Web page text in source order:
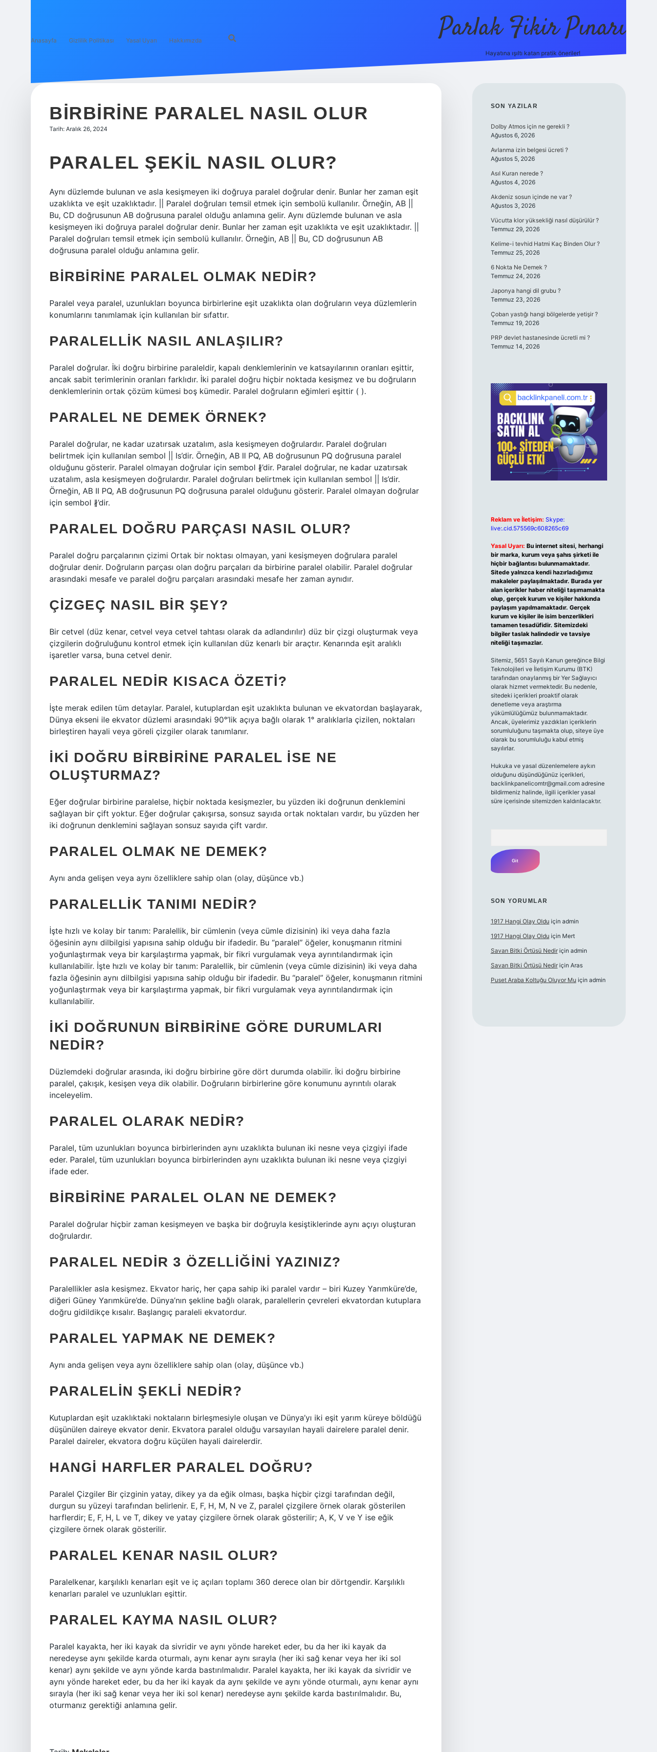
Anasayfa Gizlilik Politikası Yasal Uyarı Hakkımızda Parlak Fikir Pınarı
Hayatına ışıltı katan pratik öneriler!
BIRBIRINE PARALEL NASIL OLUR
Tarih: Aralık 26, 2024
PARALEL ŞEKIL NASIL OLUR?
Aynı düzlemde bulunan ve asla kesişmeyen iki doğruya paralel doğrular denir. Bunlar her zaman eşit
uzaklıkta ve eşit uzaklıktadır. || Paralel doğruları temsil etmek için sembolü kullanılır. Örneğin, AB ||
Bu, CD doğrusunun AB doğrusuna paralel olduğu anlamına gelir. Aynı düzlemde bulunan ve asla
kesişmeyen iki doğruya paralel doğrular denir. Bunlar her zaman eşit uzaklıkta ve eşit uzaklıktadır. ||
Paralel doğruları temsil etmek için sembolü kullanılır. Örneğin, AB || Bu, CD doğrusunun AB
doğrusuna paralel olduğu anlamına gelir.
BIRBIRINE PARALEL OLMAK NEDIR?
Paralel veya paralel, uzunlukları boyunca birbirlerine eşit uzaklıkta olan doğruların veya düzlemlerin
konumlarını tanımlamak için kullanılan bir sıfattır.
PARALELLIK NASIL ANLAŞILIR?
Paralel doğrular. İki doğru birbirine paraleldir, kapalı denklemlerinin ve katsayılarının oranları eşittir,
ancak sabit terimlerinin oranları farklıdır. İki paralel doğru hiçbir noktada kesişmez ve bu doğruların
denklemlerinin ortak çözüm kümesi boş kümedir. Paralel doğruların eğimleri eşittir ( ).
PARALEL NE DEMEK ÖRNEK?
Paralel doğrular, ne kadar uzatırsak uzatalım, asla kesişmeyen doğrulardır. Paralel doğruları
belirtmek için kullanılan sembol || Is’dir. Örneğin, AB II PQ, AB doğrusunun PQ doğrusuna paralel
olduğunu gösterir. Paralel olmayan doğrular için sembol ∦’dir. Paralel doğrular, ne kadar uzatırsak
uzatalım, asla kesişmeyen doğrulardır. Paralel doğruları belirtmek için kullanılan sembol || Is’dir.
Örneğin, AB II PQ, AB doğrusunun PQ doğrusuna paralel olduğunu gösterir. Paralel olmayan doğrular
için sembol ∦’dir.
PARALEL DOĞRU PARÇASI NASIL OLUR?
Paralel doğru parçalarının çizimi Ortak bir noktası olmayan, yani kesişmeyen doğrulara paralel
doğrular denir. Doğruların parçası olan doğru parçaları da birbirine paralel olabilir. Paralel doğrular
arasındaki mesafe ve paralel doğru parçaları arasındaki mesafe her zaman aynıdır.
ÇIZGEÇ NASIL BIR ŞEY?
Bir cetvel (düz kenar, cetvel veya cetvel tahtası olarak da adlandırılır) düz bir çizgi oluşturmak veya
çizgilerin doğruluğunu kontrol etmek için kullanılan düz kenarlı bir araçtır. Kenarında eşit aralıklı
işaretler varsa, buna cetvel denir.
PARALEL NEDIR KISACA ÖZETI?
İşte merak edilen tüm detaylar. Paralel, kutuplardan eşit uzaklıkta bulunan ve ekvatordan başlayarak,
Dünya ekseni ile ekvator düzlemi arasındaki 90°’lik açıya bağlı olarak 1° aralıklarla çizilen, noktaları
birleştiren hayali veya göreli çizgiler olarak tanımlanır.
İKI DOĞRU BIRBIRINE PARALEL ISE NE
OLUŞTURMAZ?
Eğer doğrular birbirine paralelse, hiçbir noktada kesişmezler, bu yüzden iki doğrunun denklemini
sağlayan bir çift yoktur. Eğer doğrular çakışırsa, sonsuz sayıda ortak noktaları vardır, bu yüzden her
iki doğrunun denklemini sağlayan sonsuz sayıda çift vardır.
PARALEL OLMAK NE DEMEK?
Aynı anda gelişen veya aynı özelliklere sahip olan (olay, düşünce vb.)
PARALELLIK TANIMI NEDIR?
İşte hızlı ve kolay bir tanım: Paralellik, bir cümlenin (veya cümle dizisinin) iki veya daha fazla
öğesinin aynı dilbilgisi yapısına sahip olduğu bir ifadedir. Bu “paralel” öğeler, konuşmanın ritmini
yoğunlaştırmak veya bir karşılaştırma yapmak, bir fikri vurgulamak veya ayrıntılandırmak için
kullanılabilir. İşte hızlı ve kolay bir tanım: Paralellik, bir cümlenin (veya cümle dizisinin) iki veya daha
fazla öğesinin aynı dilbilgisi yapısına sahip olduğu bir ifadedir. Bu “paralel” öğeler, konuşmanın ritmini
yoğunlaştırmak veya bir karşılaştırma yapmak, bir fikri vurgulamak veya ayrıntılandırmak için
kullanılabilir.
İKI DOĞRUNUN BIRBIRINE GÖRE DURUMLARI
NEDIR?
Düzlemdeki doğrular arasında, iki doğru birbirine göre dört durumda olabilir. İki doğru birbirine
paralel, çakışık, kesişen veya dik olabilir. Doğruların birbirlerine göre konumunu ayrıntılı olarak
inceleyelim.
PARALEL OLARAK NEDIR?
Paralel, tüm uzunlukları boyunca birbirlerinden aynı uzaklıkta bulunan iki nesne veya çizgiyi ifade
eder. Paralel, tüm uzunlukları boyunca birbirlerinden aynı uzaklıkta bulunan iki nesne veya çizgiyi
ifade eder.
BIRBIRINE PARALEL OLAN NE DEMEK?
Paralel doğrular hiçbir zaman kesişmeyen ve başka bir doğruyla kesiştiklerinde aynı açıyı oluşturan
doğrulardır.
PARALEL NEDIR 3 ÖZELLIĞINI YAZINIZ?
Paralellikler asla kesişmez. Ekvator hariç, her çapa sahip iki paralel vardır – biri Kuzey Yarımküre’de,
diğeri Güney Yarımküre’de. Dünya’nın şekline bağlı olarak, paralellerin çevreleri ekvatordan kutuplara
doğru gidildikçe kısalır. Başlangıç ​​paraleli ekvatordur.
PARALEL YAPMAK NE DEMEK?
Aynı anda gelişen veya aynı özelliklere sahip olan (olay, düşünce vb.)
PARALELIN ŞEKLI NEDIR?
Kutuplardan eşit uzaklıktaki noktaların birleşmesiyle oluşan ve Dünya’yı iki eşit yarım küreye böldüğü
düşünülen daireye ekvator denir. Ekvatora paralel olduğu varsayılan hayali dairelere paralel denir.
Paralel daireler, ekvatora doğru küçülen hayali dairelerdir.
HANGI HARFLER PARALEL DOĞRU?
Paralel Çizgiler Bir çizginin yatay, dikey ya da eğik olması, başka hiçbir çizgi tarafından değil,
durgun su yüzeyi tarafından belirlenir. E, F, H, M, N ve Z, paralel çizgilere örnek olarak gösterilen
harflerdir; E, F, H, L ve T, dikey ve yatay çizgilere örnek olarak gösterilir; A, K, V ve Y ise eğik
çizgilere örnek olarak gösterilir.
PARALEL KENAR NASIL OLUR?
Paralelkenar, karşılıklı kenarları eşit ve iç açıları toplamı 360 derece olan bir dörtgendir. Karşılıklı
kenarları paralel ve uzunlukları eşittir.
PARALEL KAYMA NASIL OLUR?
Paralel kayakta, her iki kayak da sivridir ve aynı yönde hareket eder, bu da her iki kayak da
neredeyse aynı şekilde karda oturmalı, aynı kenar aynı sırayla (her iki sağ kenar veya her iki sol
kenar) aynı şekilde ve aynı yönde karda bastırılmalıdır. Paralel kayakta, her iki kayak da sivridir ve
aynı yönde hareket eder, bu da her iki kayak da aynı şekilde ve aynı yönde oturmalı, aynı kenar aynı
sırayla (her iki sağ kenar veya her iki sol kenar) neredeyse aynı şekilde karda bastırılmalıdır. Bu,
oturmanız gerektiği anlamına gelir.
SIDEBAR
SON YAZILAR
Dolby Atmos için ne gerekli ?
Ağustos 6, 2026
Avlanma izin belgesi ücreti ?
Ağustos 5, 2026
Asıl Kuran nerede ?
Ağustos 4, 2026
Akdeniz sosun içinde ne var ?
Ağustos 3, 2026
Vücutta klor yüksekliği nasıl düşürülür ?
Temmuz 29, 2026
Kelime-i tevhid Hatmi Kaç Binden Olur ?
Temmuz 25, 2026
6 Nokta Ne Demek ?
Temmuz 24, 2026
Japonya hangi dil grubu ?
Temmuz 23, 2026
Çoban yastığı hangi bölgelerde yetişir ?
Temmuz 19, 2026
PRP devlet hastanesinde ücretli mi ?
Temmuz 14, 2026
Reklam ve İletişim: Skype:
live:.cid.575569c608265c69
Yasal Uyarı: Bu internet sitesi, herhangi
bir marka, kurum veya şahıs şirketi ile
hiçbir bağlantısı bulunmamaktadır.
Sitede yalnızca kendi hazırladığımız
makaleler paylaşılmaktadır. Burada yer
alan içerikler haber niteliği taşımamakta
olup, gerçek kurum ve kişiler hakkında
paylaşım yapılmamaktadır. Gerçek
kurum ve kişiler ile isim benzerlikleri
tamamen tesadüfidir. Sitemizdeki
bilgiler taslak halindedir ve tavsiye
niteliği taşımazlar.
Sitemiz, 5651 Sayılı Kanun gereğince Bilgi
Teknolojileri ve İletişim Kurumu (BTK)
tarafından onaylanmış bir Yer Sağlayıcı
olarak hizmet vermektedir. Bu nedenle,
sitedeki içerikleri proaktif olarak
denetleme veya araştırma
yükümlülüğümüz bulunmamaktadır.
Ancak, üyelerimiz yazdıkları içeriklerin
sorumluluğunu taşımakta olup, siteye üye
olarak bu sorumluluğu kabul etmiş
sayılırlar.
Hukuka ve yasal düzenlemelere aykırı
olduğunu düşündüğünüz içerikleri,
backlinkpanelicomtr@gmail.comadresine
bildirmeniz halinde, ilgili içerikler yasal
süre içerisinde sitemizden kaldırılacaktır.
SON YORUMLAR
1917 Hangi Olay Oldu için admin
1917 Hangi Olay Oldu için Mert
Savan Bitki Örtüsü Nediriçin admin
Savan Bitki Örtüsü Nediriçin Aras
Puset Araba Koltuğu Oluyor Mu için admin